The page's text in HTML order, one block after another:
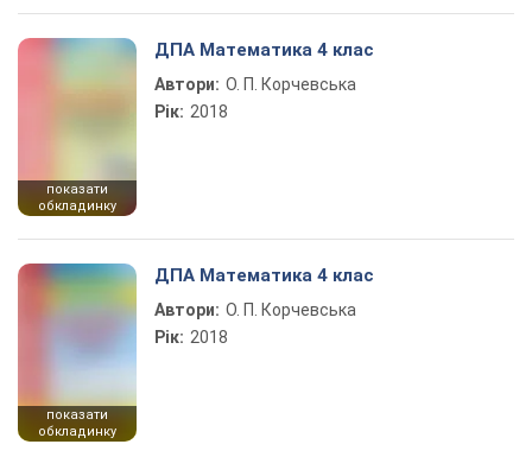
показати
обкладинку
ДПА Математика 4 клас
Автори: О. П. Корчевська
Рік: 2018
показати
обкладинку
ДПА Математика 4 клас
Автори: О. П. Корчевська
Рік: 2018